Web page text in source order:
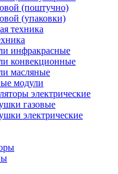
(поштучно)
(упаковки)
техника
инфракрасные
конвекционные
масляные
модули
электрические
газовые
электрические